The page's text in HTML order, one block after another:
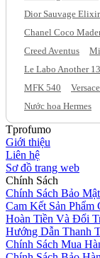
Dior Sauvage Elixir
Chanel Coco
Creed Aventus
Le Labo Another 13
MFK 540
Nước hoa Hermes
Tprofumo
Giới thiệu
Liên hệ
Sơ đồ trang web
Chính Sách
Chính Sách Bảo
Cam Kết Sản Phẩm
Hoàn Tiền Và Đổi
Hướng Dẫn Thanh
Chính Sách Mua